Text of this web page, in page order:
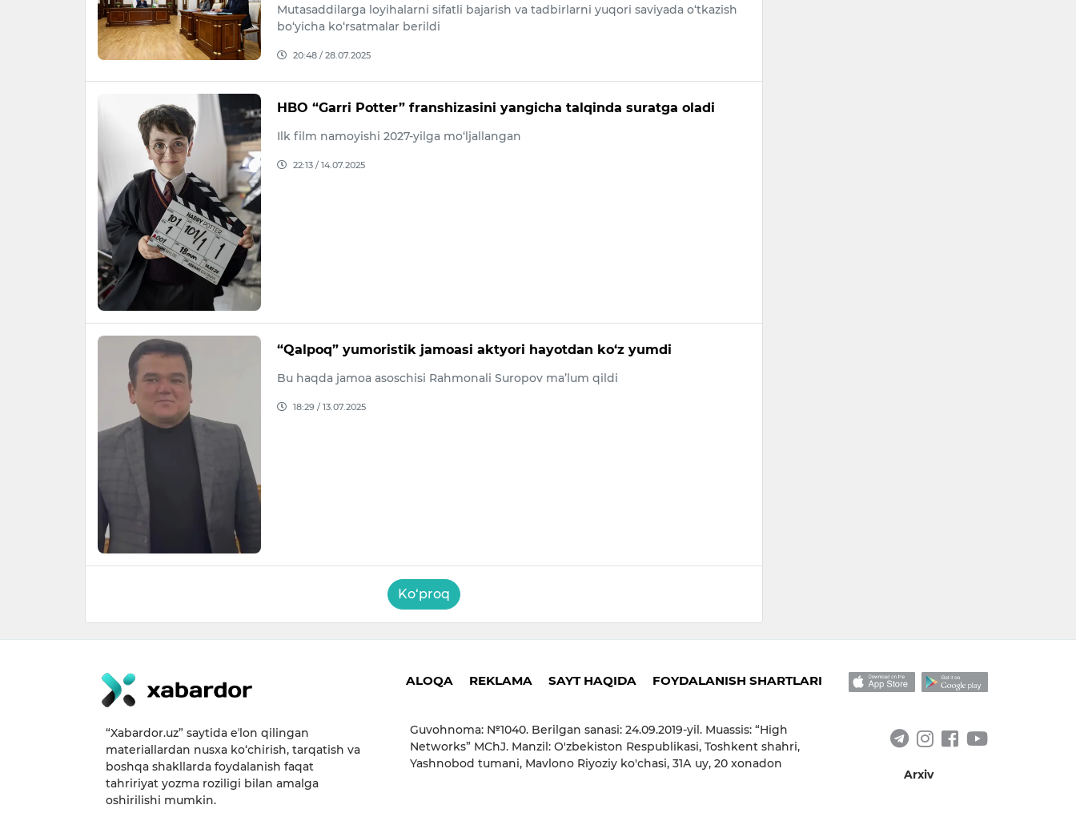
Mutasaddilarga loyihalarni sifatli bajarish va tadbirlarni yuqori saviyada o‘tkazish
bo‘yicha ko‘rsatmalar berildi
20:48 / 28.07.2025
HBO “Garri Potter” franshizasini yangicha talqinda suratga oladi
Ilk film namoyishi 2027-yilga mo‘ljallangan
22:13 / 14.07.2025
“Qalpoq” yumoristik jamoasi aktyori hayotdan ko‘z yumdi
Bu haqda jamoa asoschisi Rahmonali Suropov ma’lum qildi
18:29 / 13.07.2025
Ko‘proq
“Xabardor.uz” saytida eʼlon qilingan
materiallardan nusxa ko‘chirish, tarqatish va
boshqa shakllarda foydalanish faqat
tahririyat yozma roziligi bilan amalga
oshirilishi mumkin.
ALOQA REKLAMA SAYT HAQIDA FOYDALANISH SHARTLARI
Guvohnoma: №1040. Berilgan sanasi: 24.09.2019-yil. Muassis: “High
Networks” MChJ. Manzil: O'zbekiston Respublikasi, Toshkent shahri,
Yashnobod tumani, Mavlono Riyoziy ko'chasi, 31А uy, 20 xonadon
Arxiv